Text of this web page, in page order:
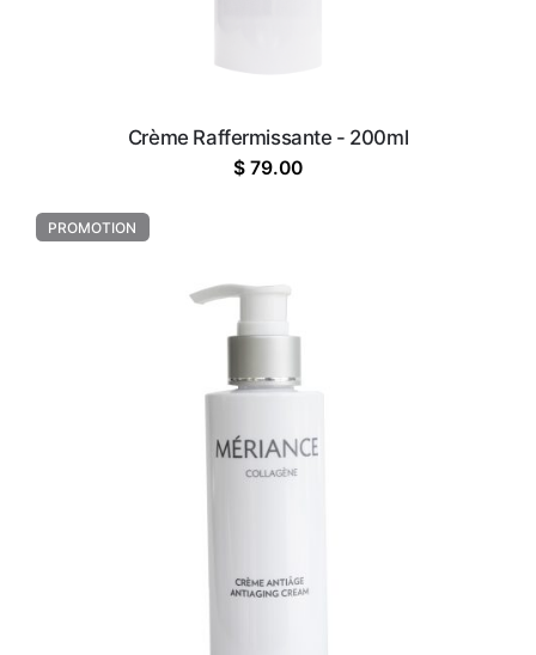
Crème Raffermissante - 200ml
$ 79.00
PROMOTION